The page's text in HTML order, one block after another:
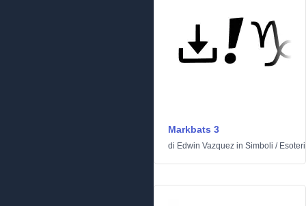
Markbats 3
di Edwin Vazquez in Simboli /